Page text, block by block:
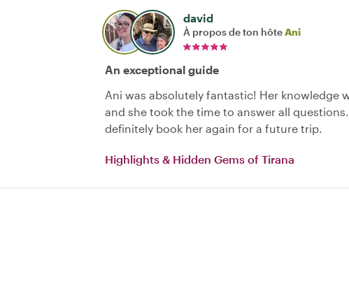
david
À propos de ton hôteAni
An exceptional guide
Ani was absolutely fantastic! Her knowledge
and she took the time to answer all
definitely book her again for a future trip.
Highlights & Hidden Gems of Tirana